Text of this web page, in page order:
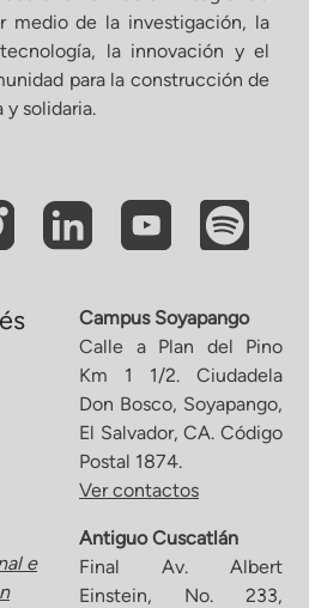
medio de la investigación, la
la innovación y el
para la construcción de
y solidaria.
e
Campus Soyapango
Calle a Plan del Pino
Km 1 1/2. Ciudadela
Don Bosco, Soyapango,
El Salvador, CA. Código
Postal 1874.
Ver contactos
Antiguo Cuscatlán
Final Av. Albert
Einstein, No. 233,